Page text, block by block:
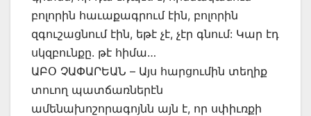
բոլորին հաւաքագրում էին, բոլորին
զգուշացնում էին, եթէ չէ, չէր գնում: Կար էդ
սկզբունքը. թէ հիմա…
ԱԲՕ ՉԱՓԱՐԵԱՆ – Այս հարցումին տեղիք
տուող պատճառներէն
ամենախոշորագոյնն այն է, որ սփիւռքի